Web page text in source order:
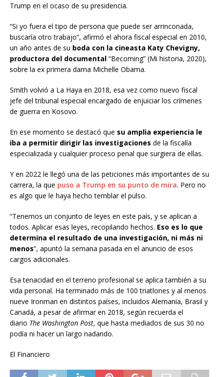
Trump en el ocaso de su presidencia.
“Si yo fuera el tipo de persona que puede ser arrinconada,
buscaría otro trabajo”, afirmó el ahora fiscal especial en 2010,
un año antes de su boda con la cineasta Katy Chevigny,
productora del documental “Becoming” (Mi historia, 2020),
sobre la ex primera dama Michelle Obama.
Smith volvió a La Haya en 2018, esa vez como nuevo fiscal
jefe del tribunal especial encargado de enjuiciar los crímenes
de guerra en Kosovo.
En ese momento se destacó que su amplia experiencia le
iba a permitir dirigir las investigaciones de la fiscalía
especializada y cualquier proceso penal que surgiera de ellas.
Y en 2022 le llegó una de las peticiones más importantes de su
carrera, la que puso a Trump en su punto de mira. Pero no
es algo que le haya hecho temblar el pulso.
“Tenemos un conjunto de leyes en este país, y se aplican a
todos. Aplicar esas leyes, recopilando hechos. Eso es lo que
determina el resultado de una investigación, ni más ni
menos”, apuntó la semana pasada en el anuncio de esos
cargos adicionales.
Esa tenacidad en el terreno profesional se aplica también a su
vida personal. Ha terminado más de 100 triatlones y al menos
nueve Ironman en distintos países, incluidos Alemania, Brasil y
Canadá, a pesar de afirmar en 2018, según recuerda el
diario The Washington Post, que hasta mediados de sus 30 no
podía ni hacer un largo nadando.
El Financiero